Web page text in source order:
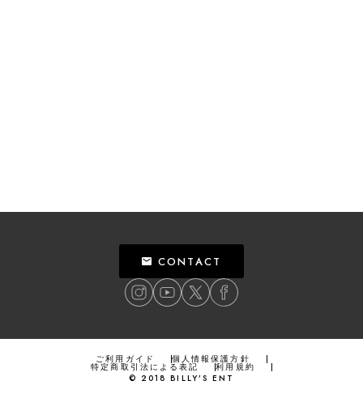
CONTACT
ご利用ガイド 個人情報保護方針
特定商取引法による表記
利用規約
© 2018 BILLY’S ENT